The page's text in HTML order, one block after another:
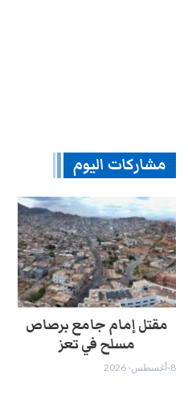
مشاركات اليوم
مقتل إمام جامع برصاص
مسلح في تعز
8-أغسطس- 2026